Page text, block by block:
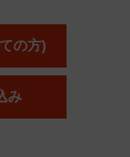
の方)
み